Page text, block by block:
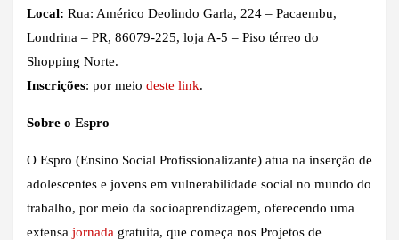
Local: Rua: Américo Deolindo Garla, 224 – Pacaembu,
Londrina – PR, 86079-225, loja A-5 – Piso térreo do
Shopping Norte.
Inscrições: por meio deste link.
Sobre o Espro
O Espro (Ensino Social Profissionalizante) atua na inserção de
adolescentes e jovens em vulnerabilidade social no mundo do
trabalho, por meio da socioaprendizagem, oferecendo uma
extensa jornada gratuita, que começa nos Projetos de